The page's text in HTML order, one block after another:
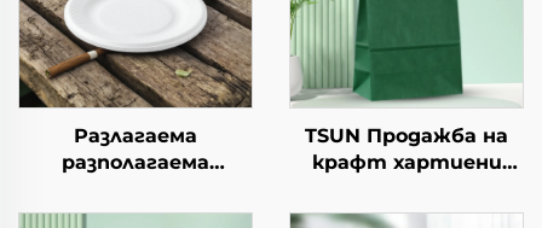
Разлагаема
разполагаема
салата, чашки за
TSUN Продажба на
крафт хартиени
логотип за упаковка